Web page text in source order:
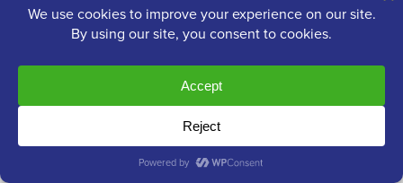
21 de jun. de 2016 às 09:39